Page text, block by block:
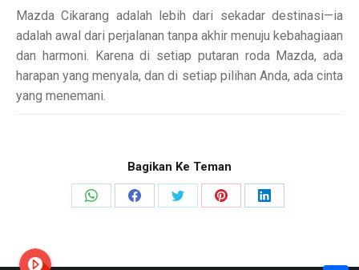
Mazda Cikarang adalah lebih dari sekadar destinasi—ia
adalah awal dari perjalanan tanpa akhir menuju kebahagiaan
dan harmoni. Karena di setiap putaran roda Mazda, ada
harapan yang menyala, dan di setiap pilihan Anda, ada cinta
yang menemani.
Bagikan Ke Teman
Share
Share
Share
Share
Share